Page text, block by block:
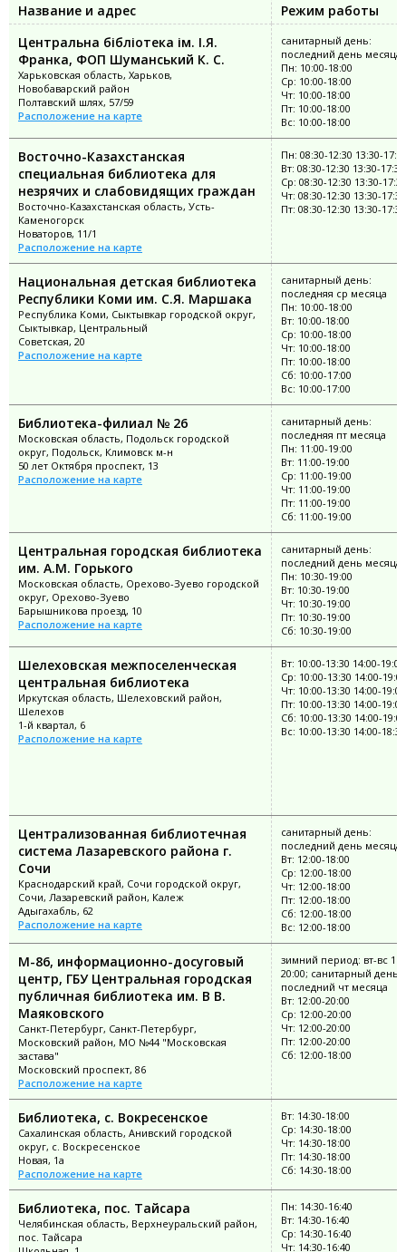
Название и адрес
Режим работы
Центральна бібліотека ім. І.Я.
Франка, ФОП Шуманський К. С.
Харьковская область, Харьков,
Новобаварский район
Полтавский шлях, 57/59
Расположение на карте
санитарный день:
последний день месяца
Пн: 10:00-18:00
Ср: 10:00-18:00
Чт: 10:00-18:00
Пт: 10:00-18:00
Вс: 10:00-18:00
Восточно-Казахстанская
специальная библиотека для
незрячих и слабовидящих граждан
Восточно-Казахстанская область, Усть-
Каменогорск
Новаторов, 11/1
Расположение на карте
Пн: 08:30-12:30 13:30-
Вт: 08:30-12:30 13:30-17:30
Ср: 08:30-12:30 13:30-17:30
Чт: 08:30-12:30 13:30-17:30
Пт: 08:30-12:30 13:30-17:30
Национальная детская библиотека
Республики Коми им. С.Я. Маршака
Республика Коми, Сыктывкар городской округ,
Сыктывкар, Центральный
Советская, 20
Расположение на карте
санитарный день:
последняя ср месяца
Пн: 10:00-18:00
Вт: 10:00-18:00
Ср: 10:00-18:00
Чт: 10:00-18:00
Пт: 10:00-18:00
Сб: 10:00-17:00
Вс: 10:00-17:00
Библиотека-филиал № 26
Московская область, Подольск городской
округ, Подольск, Климовск м-н
50 лет Октября проспект, 13
Расположение на карте
санитарный день:
последняя пт месяца
Пн: 11:00-19:00
Вт: 11:00-19:00
Ср: 11:00-19:00
Чт: 11:00-19:00
Пт: 11:00-19:00
Сб: 11:00-19:00
Центральная городская библиотека
им. А.М. Горького
Московская область, Орехово-Зуево городской
округ, Орехово-Зуево
Барышникова проезд, 10
Расположение на карте
санитарный день:
последний день месяца
Пн: 10:30-19:00
Вт: 10:30-19:00
Чт: 10:30-19:00
Пт: 10:30-19:00
Сб: 10:30-19:00
Шелеховская межпоселенческая
центральная библиотека
Иркутская область, Шелеховский район,
Шелехов
1-й квартал, 6
Расположение на карте
Вт: 10:00-13:30 14:00-19:00
Ср: 10:00-13:30 14:00-19:00
Чт: 10:00-13:30 14:00-19:00
Пт: 10:00-13:30 14:00-19:00
Сб: 10:00-13:30 14:00-19:00
Вс: 10:00-13:30 14:00-18:30
Централизованная библиотечная
система Лазаревского района г.
Сочи
Краснодарский край, Сочи городской округ,
Сочи, Лазаревский район, Калеж
Адыгахабль, 62
Расположение на карте
санитарный день:
последний день месяца
Вт: 12:00-18:00
Ср: 12:00-18:00
Чт: 12:00-18:00
Пт: 12:00-18:00
Сб: 12:00-18:00
Вс: 12:00-18:00
М-86, информационно-досуговый
центр, ГБУ Центральная городская
публичная библиотека им. В В.
Маяковского
Санкт-Петербург, Санкт-Петербург,
Московский район, МО №44 "Московская
застава"
Московский проспект, 86
Расположение на карте
зимний период: вт-вс
20:00; санитарный день:
последний чт месяца
Вт: 12:00-20:00
Ср: 12:00-20:00
Чт: 12:00-20:00
Пт: 12:00-20:00
Сб: 12:00-18:00
Библиотека, с. Вокресенское
Сахалинская область, Анивский городской
округ, с. Воскресенское
Новая, 1а
Расположение на карте
Вт: 14:30-18:00
Ср: 14:30-18:00
Чт: 14:30-18:00
Пт: 14:30-18:00
Сб: 14:30-18:00
Библиотека, пос. Тайсара
Челябинская область, Верхнеуральский район,
пос. Тайсара
Пн: 14:30-16:40
Вт: 14:30-16:40
Ср: 14:30-16:40
Чт: 14:30-16:40